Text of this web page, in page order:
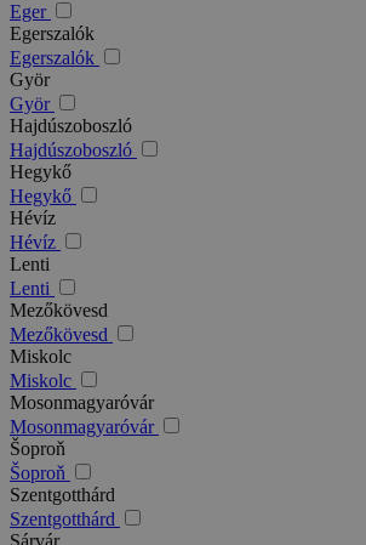
Eger
Egerszalók
Egerszalók
Györ
Györ
Hajdúszoboszló
Hajdúszoboszló
Hegykő
Hegykő
Hévíz
Hévíz
Lenti
Lenti
Mezőkövesd
Mezőkövesd
Miskolc
Miskolc
Mosonmagyaróvár
Mosonmagyaróvár
Šoproň
Šoproň
Szentgotthárd
Szentgotthárd